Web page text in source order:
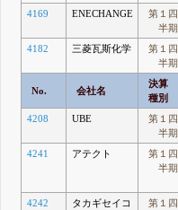
4169 ENECHANGE
第１四
半期
4182 三菱瓦斯化学
第１四
半期
No. 会社名
決算
種別
4208 UBE
第１四
半期
4241 アテクト
第１四
半期
4242
タカギセイコ
第１四